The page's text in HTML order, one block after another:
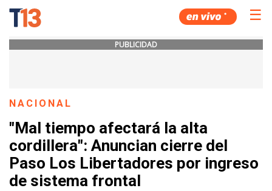
☰
PUBLICIDAD
NACIONAL
"Mal tiempo afectará la alta
cordillera": Anuncian cierre del
Paso Los Libertadores por ingreso
de sistema frontal